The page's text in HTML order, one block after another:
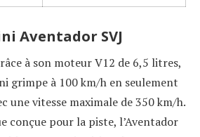
Aventador SVJ
à son moteur V12 de 6,5 litres,
grimpe à 100 km/h en seulement
une vitesse maximale de 350 km/h.
conçue pour la piste, l’Aventador